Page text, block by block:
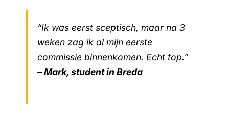
“Ik was eerst sceptisch, maar na 3
weken zag ik al mijn eerste
commissie binnenkomen. Echt top.”
– Mark, student in Breda